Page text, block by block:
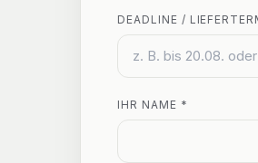
DEADLINE /
IHR NAME *